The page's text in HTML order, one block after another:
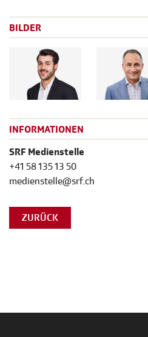
BILDER
INFORMATIONEN
SRF Medienstelle
+41 58 135 13 50
medienstelle@srf.ch
ZURÜCK